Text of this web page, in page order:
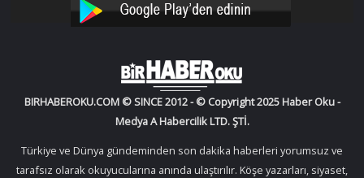
YouTube
Instagram
BIRHABEROKU.COM © SINCE 2012 - © Copyright 2025 Haber Oku -
Medya A Habercilik LTD. ŞTİ.
Türkiye ve Dünya gündeminden son dakika haberleri yorumsuz ve
tarafsız olarak okuyucularına anında ulaştırılır. Köşe yazarları, siyaset,